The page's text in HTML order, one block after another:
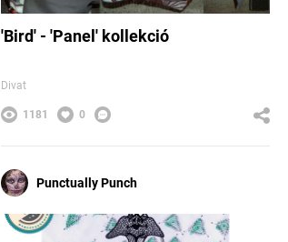
'Bird' - 'Panel' kollekció
Divat
1181 0
Punctually Punch